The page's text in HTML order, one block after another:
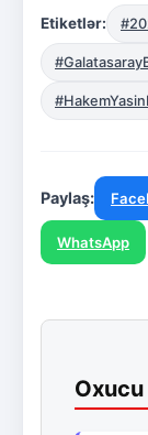
Etiketlər:
Paylaş:
WhatsApp